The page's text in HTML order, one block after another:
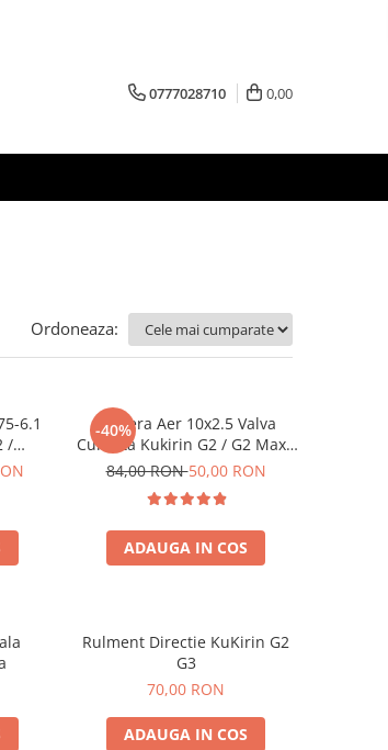
0777028710 0,00
Ordoneaza:
6.1
/
-40%
Camera Aer 10x2.5 Valva
Curbata Kukirin G2 / G2 Max /
G2 Master
84,00 RON50,00 RON
ADAUGA IN COS
Rulment Directie KuKirin G2
G3
70,00 RON
ADAUGA IN COS